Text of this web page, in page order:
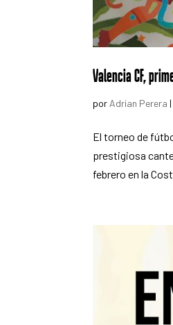
Valencia CF,
por Adrian Perera |
El torneo de
prestigiosa
febrero en la